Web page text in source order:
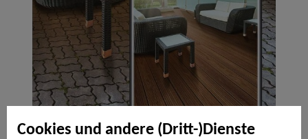
Cookies und andere (Dritt-)Dienste